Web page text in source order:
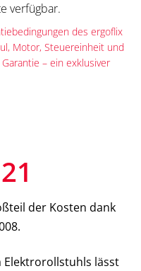
verfügbar.
des ergoflix
Motor, Steuereinheit und
– ein exklusiver
der Kosten dank
Elektrorollstuhls lässt